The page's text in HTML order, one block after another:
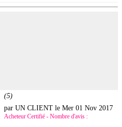
(5)
par UN CLIENT leMer 01 Nov 2017
Acheteur Certifié - Nombre d'avis :